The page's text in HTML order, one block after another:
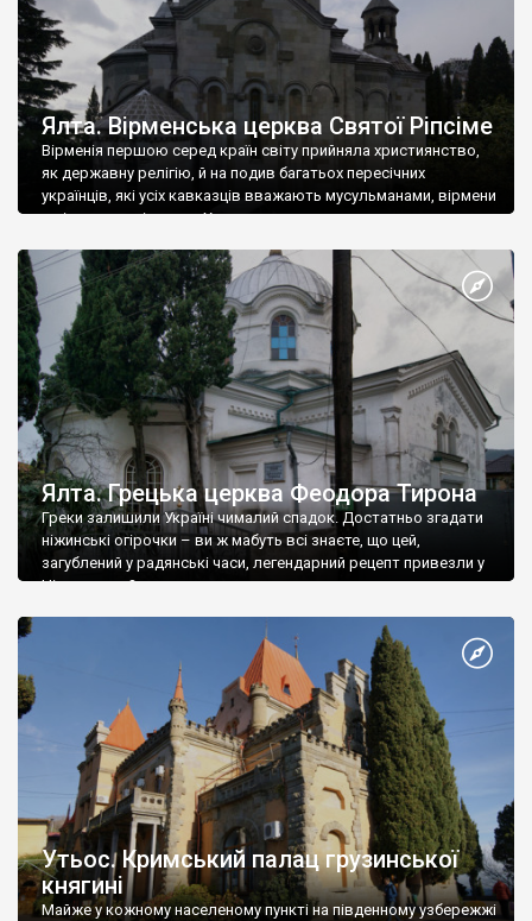
Ялта. Вірменська церква Святої Ріпсіме
Вірменія першою серед країн світу прийняла християнство,
як державну релігію, й на подив багатьох пересічних
українців, які усіх кавказців вважають мусульманами, вірмени
є відданими вірянами Христа
Ялта. Грецька церква Феодора Тирона
Греки залишили Україні чималий спадок. Достатньо згадати
ніжинські огірочки – ви ж мабуть всі знаєте, що цей,
загублений у радянські часи, легендарний рецепт привезли у
Ніжин греки?
Утьос. Кримський палац грузинської
княгині
Майже у кожному населеному пункті на південному узбережжі